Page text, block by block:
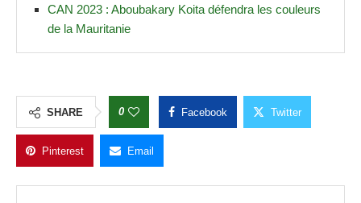
CAN 2023 : Aboubakary Koita défendra les couleurs
de la Mauritanie
SHARE 0 Facebook Twitter
Pinterest Email